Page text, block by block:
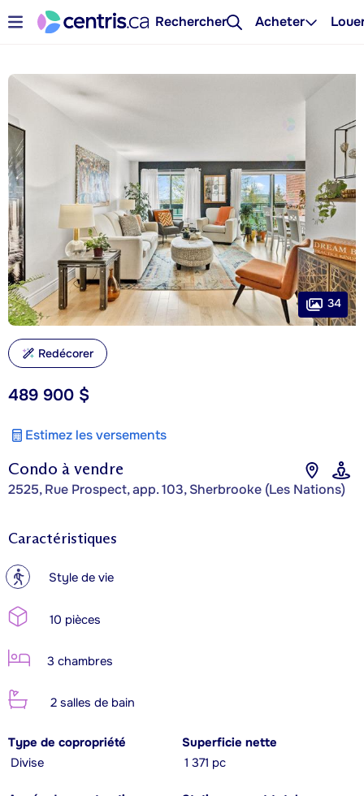
Rechercher Acheter
Condo à vendre
2525, Rue Prospect, app. 103, Sherbrooke (Les Nations)
489 900 $
Estimez les versements
34
Redécorer
Caractéristiques
? Style de vie
10 pièces
3 chambres
2 salles de bain
Type de copropriété
Divise
Superficie nette
1 371 pc